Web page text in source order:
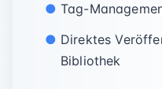
Tag-
Direktes
Bibliothek